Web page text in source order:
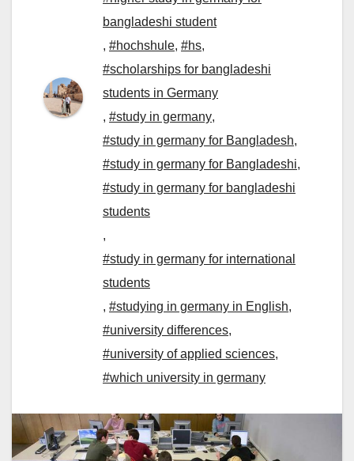
bangladeshi student
, #hochshule, #hs,
#scholarships for bangladeshi
students in Germany
, #study in germany,
#study in germany for Bangladesh,
#study in germany for Bangladeshi,
#study in germany for bangladeshi
students
,
#study in germany for international
students
, #studying in germany in English,
#university differences,
#university of applied sciences,
#which university in germany